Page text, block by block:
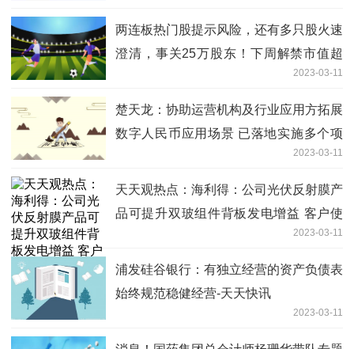
两连板热门股提示风险，还有多只股火速
澄清，事关25万股东！下周解禁市值超
400亿元，3股解禁压力较大（附股）
2023-03-11
楚天龙：协助运营机构及行业应用方拓展
数字人民币应用场景 已落地实施多个项
2023-03-11
天天观热点：海利得：公司光伏反射膜产
品可提升双玻组件背板发电增益 客户使
2023-03-11
浦发硅谷银行：有独立经营的资产负债表
始终规范稳健经营-天天快讯
2023-03-11